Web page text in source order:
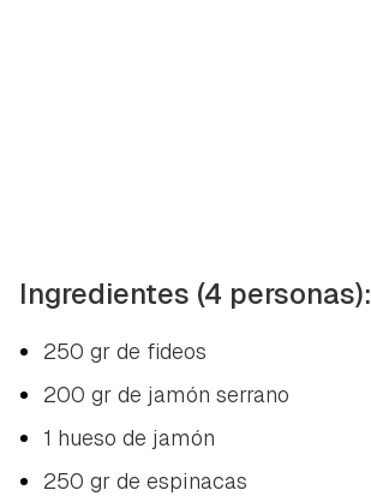
Ingredientes (4 personas):
250 gr de fideos
200 gr de jamón serrano
1 hueso de jamón
250 gr de espinacas